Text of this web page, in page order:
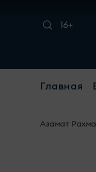
16+
Главная
Азамат